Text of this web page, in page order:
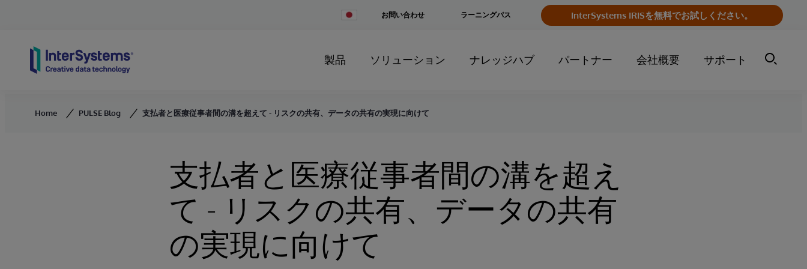
Change
お問い合わせ InterSystems IRISを無料でお試しください。
ラーニングパス
製品 ソリューション ナレッジハブ パートナー 会社概要 サポート
Home PULSE Blog 支払者と医療従事者間の溝を超えて - リスクの共有、データの共有の実現に向けて
支払者と医療従事者間の溝を超え
て - リスクの共有、データの共有
の実現に向けて